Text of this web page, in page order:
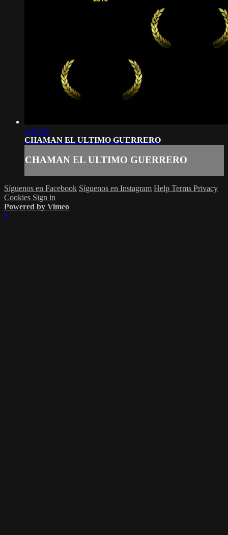
1:41:30
CHAMAN EL ULTIMO GUERRERO
CHAMAN EL ULTIMO GUERRERO
Síguenos en Facebook Síguenos en Instagram Help Terms Privacy
Cookies Sign in
Powered by Vimeo
×